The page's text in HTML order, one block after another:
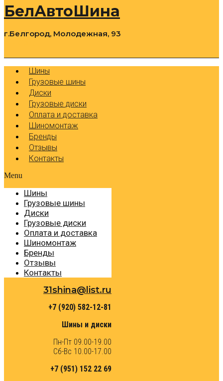
БелАвтоШина
г.Белгород, Молодежная, 93
Шины
Грузовые шины
Диски
Грузовые диски
Оплата и доставка
Шиномонтаж
Бренды
Отзывы
Контакты
Menu
Шины
Грузовые шины
Диски
Грузовые диски
Оплата и доставка
Шиномонтаж
Бренды
Отзывы
Контакты
31shina@list.ru
+7 (920) 582-12-81
Шины и диски
Пн-Пт 09.00-19.00
Сб-Вс 10.00-17.00
+7 (951) 152 22 69